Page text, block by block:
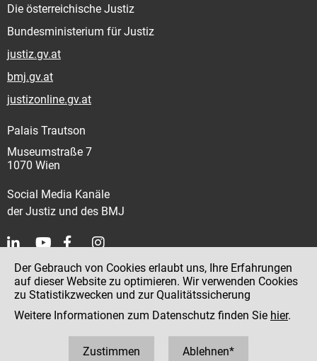
Die österreichische Justiz
Bundesministerium für Justiz
justiz.gv.at
bmj.gv.at
justizonline.gv.at
Palais Trautson
Museumstraße 7
1070 Wien
Social Media Kanäle
der Justiz und des BMJ
Kontakt
Impressum
Datenschutz
Der Gebrauch von Cookies erlaubt uns, Ihre Erfahrungen
auf dieser Website zu optimieren. Wir verwenden Cookies
zu Statistikzwecken und zur Qualitätssicherung
Weitere Informationen zum Datenschutz finden Sie hier.
Zustimmen Ablehnen*